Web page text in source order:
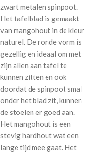
zwart metalen spinpoot.
Het tafelblad is gemaakt
van mangohout in de kleur
naturel. De ronde vorm is
gezellig en ideaal om met
zijn allen aan tafel te
kunnen zitten en ook
doordat de spinpoot smal
onder het blad zit, kunnen
de stoelen er goed aan.
Het mangohout is een
stevig hardhout wat een
lange tijd mee gaat. Het